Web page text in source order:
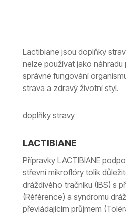
Lactibiane jsou doplňky
nelze používat jako náhradu
správné fungování
strava a zdravý životní styl.
doplňky stravy
LACTIBIANE
Přípravky LACTIBIANE
střevní mikroflóry tolik
dráždivého tračníku (IBS) s
(Référence) a syndromu
převládajícím průjmem